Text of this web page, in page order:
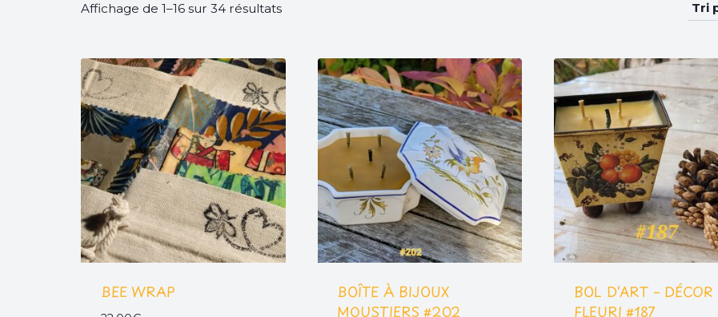
Affichage de 1–16 sur 34 résultats
BEE WRAP
BOÎTE À BIJOUX
MOUSTIERS #202
BOL D’ART – DÉCOR
FLEURI #187